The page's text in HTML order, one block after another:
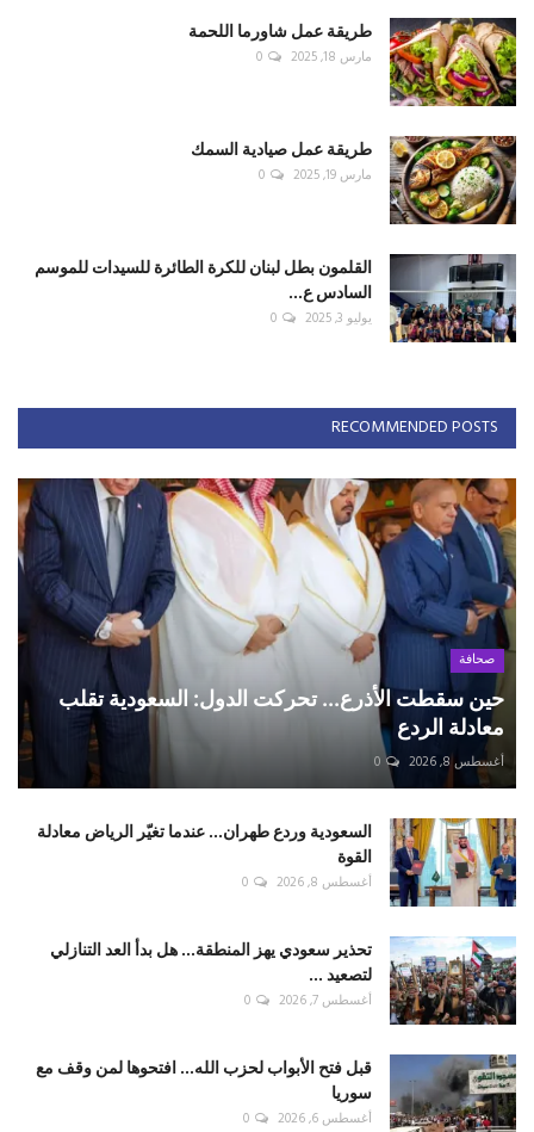
طريقة عمل شاورما اللحمة
مارس 18, 2025 0
طريقة عمل صيادية السمك
مارس 19, 2025 0
القلمون بطل لبنان للكرة الطائرة للسيدات للموسم
السادس ع...
يوليو 3, 2025 0
RECOMMENDED POSTS
صحافة
حين سقطت الأذرع... تحركت الدول: السعودية تقلب
معادلة الردع
أغسطس 8, 2026 0
السعودية وردع طهران... عندما تغيّر الرياض معادلة
القوة
أغسطس 8, 2026 0
تحذير سعودي يهز المنطقة... هل بدأ العد التنازلي
لتصعيد ...
أغسطس 7, 2026 0
قبل فتح الأبواب لحزب الله... افتحوها لمن وقف مع
سوريا
أغسطس 6, 2026 0